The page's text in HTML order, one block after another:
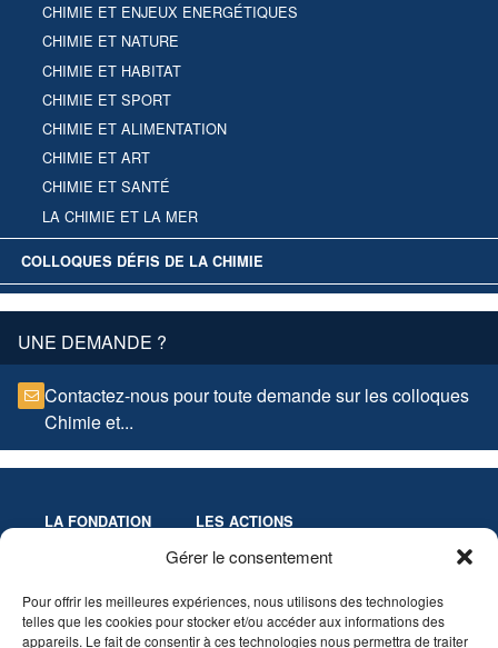
Gérer le consentement
Pour offrir les meilleures expériences, nous utilisons des technologies
telles que les cookies pour stocker et/ou accéder aux informations des
appareils. Le fait de consentir à ces technologies nous permettra de traiter
CHIMIE ET ENJEUX ENERGÉTIQUES
CHIMIE ET NATURE
CHIMIE ET HABITAT
CHIMIE ET SPORT
CHIMIE ET ALIMENTATION
CHIMIE ET ART
CHIMIE ET SANTÉ
LA CHIMIE ET LA MER
COLLOQUES DÉFIS DE LA CHIMIE
UNE DEMANDE ?
Contactez-nous pour toute demande sur les colloques
Chimie et...
LA FONDATION
Statuts
LES ACTIONS
Colloques
Innovation-Recherche
Les Prix de la Fondation